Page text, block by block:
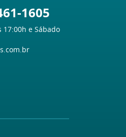
1605
17:00h e Sábado